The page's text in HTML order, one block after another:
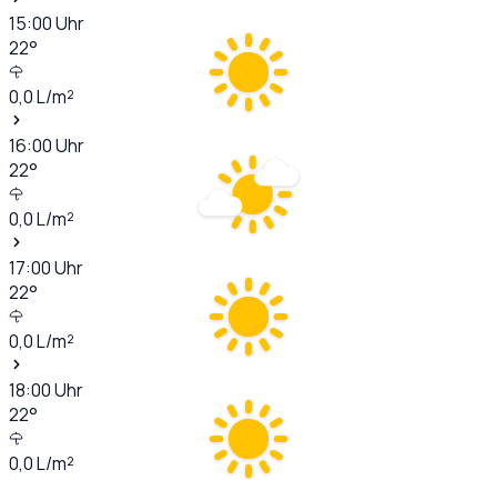
15:00Uhr
22°
0,0L/m²
16:00Uhr
22°
0,0L/m²
17:00Uhr
22°
0,0L/m²
18:00Uhr
22°
0,0L/m²